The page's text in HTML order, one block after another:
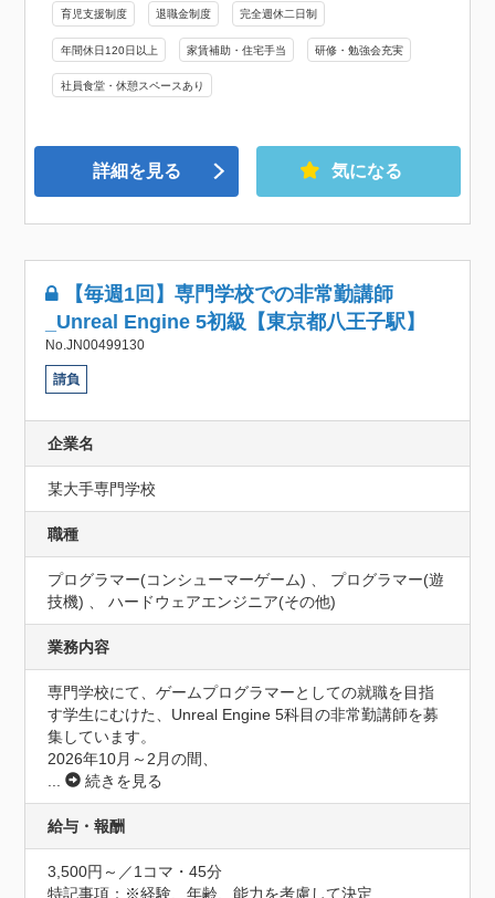
育児支援制度 退職金制度 完全週休二日制
年間休日120日以上 家賃補助・住宅手当 研修・勉強会充実
社員食堂・休憩スペースあり
詳細を見る 気になる
【毎週1回】専門学校での非常勤講師
_Unreal Engine 5初級【東京都八王子駅】
No.JN00499130
請負
企業名
某大手専門学校
職種
プログラマー(コンシューマーゲーム) 、 プログラマー(遊
技機) 、 ハードウェアエンジニア(その他)
業務内容
専門学校にて、ゲームプログラマーとしての就職を目指
す学生にむけた、Unreal Engine 5科目の非常勤講師を募
集しています。
2026年10月～2月の間、
...
続きを見る
給与・報酬
3,500円～／1コマ・45分
特記事項：※経験、年齢、能力を考慮して決定